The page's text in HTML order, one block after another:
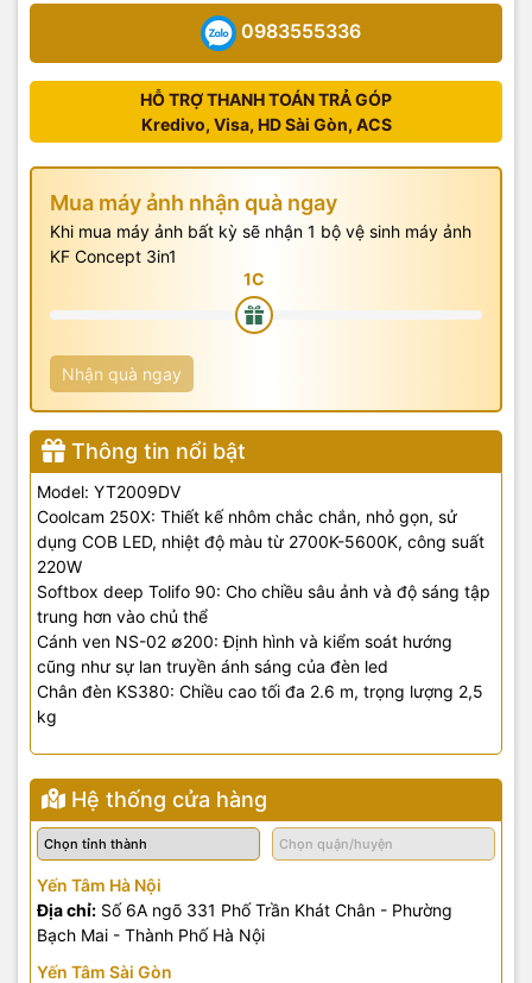
0983555336
HỖ TRỢ THANH TOÁN TRẢ GÓP
Kredivo, Visa, HD Sài Gòn, ACS
Mua máy ảnh nhận quà ngay
Khi mua máy ảnh bất kỳ sẽ nhận 1 bộ vệ sinh máy ảnh
KF Concept 3in1
Nhận quà ngay
Thông tin nổi bật
Model: YT2009DV
Coolcam 250X: Thiết kế nhôm chắc chắn, nhỏ gọn, sử
dụng COB LED, nhiệt độ màu từ 2700K-5600K, công suất
220W
Softbox deep Tolifo 90: Cho chiều sâu ảnh và độ sáng tập
trung hơn vào chủ thể
Cánh ven NS-02 ∅200: Định hình và kiểm soát hướng
cũng như sự lan truyền ánh sáng của đèn led
Chân đèn KS380: Chiều cao tối đa 2.6 m, trọng lượng 2,5
kg
Hệ thống cửa hàng
Yến Tâm Hà Nội
Địa chỉ: Số 6A ngõ 331 Phố Trần Khát Chân - Phường
Bạch Mai - Thành Phố Hà Nội
Yến Tâm Sài Gòn